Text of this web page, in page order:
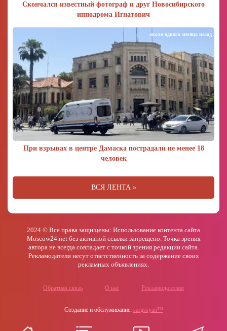
Скончался известный фотограф и друг Новосибирского
ипподрома Игнатович
При взрывах в центре Дамаска пострадали не менее 18
человек
около одного месяца назад
ВСЯ ЛЕНТА »
2024 © Все права защищены: Использование контента сайта
Moscow24.net без активной ссылки запрещено. Точка зрения
автора не всегда совпадает с точкой зрения редакции сайта.
Рекламодатели несут ответственность за содержание своих
рекламных объявлениях.
Обратная связь О нас Рекламодателям
Создание и обслуживание: sargssyan™